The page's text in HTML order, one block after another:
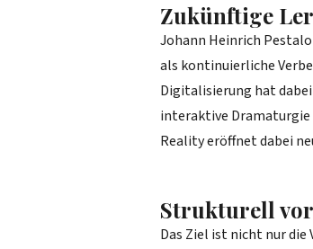
Zukünftige
Johann Heinrich
als kontinuierliche
Digitalisierung hat
interaktive Dramaturgie
Reality eröffnet dabei
Strukturell
Das Ziel ist nicht nur